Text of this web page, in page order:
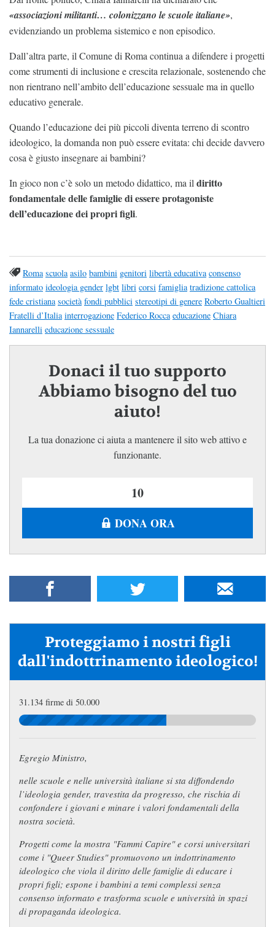
«associazioni militanti… colonizzano le scuole italiane»,
evidenziando un problema sistemico e non episodico.
Dall’altra parte, il Comune di Roma continua a difendere i progetti
come strumenti di inclusione e crescita relazionale, sostenendo che
non rientrano nell’ambito dell’educazione sessuale ma in quello
educativo generale.
Quando l’educazione dei più piccoli diventa terreno di scontro
ideologico, la domanda non può essere evitata: chi decide davvero
cosa è giusto insegnare ai bambini?
In gioco non c’è solo un metodo didattico, ma ildiritto
fondamentale delle famiglie di essere protagoniste
dell’educazione dei propri figli.
Roma scuola asilo bambini genitori libertà educativa consenso
informato ideologia gender lgbt libri corsi famiglia tradizione cattolica
fede cristiana società fondi pubblici stereotipi di genere Roberto Gualtieri
Fratelli d’Italia interrogazione Federico Rocca educazione Chiara
Iannarelli educazione sessuale
Donaci il tuo supporto
Abbiamo bisogno del tuo
aiuto!
La tua donazione ci aiuta a mantenere il sito web attivo e
funzionante.
DONA ORA
Proteggiamo i nostri figli
dall'indottrinamento ideologico!
31.134 firme di 50.000
Egregio Ministro,
nelle scuole e nelle università italiane si sta diffondendo
l’ideologia gender, travestita da progresso, che rischia di
confondere i giovani e minare i valori fondamentali della
nostra società.
Progetti come la mostra "Fammi Capire"e corsi universitari
come i "Queer Studies" promuovono un indottrinamento
ideologico che viola il diritto delle famiglie di educare i
propri figli; espone i bambini a temi complessi senza
consenso informato e trasforma scuole e università in spazi
di propaganda ideologica.